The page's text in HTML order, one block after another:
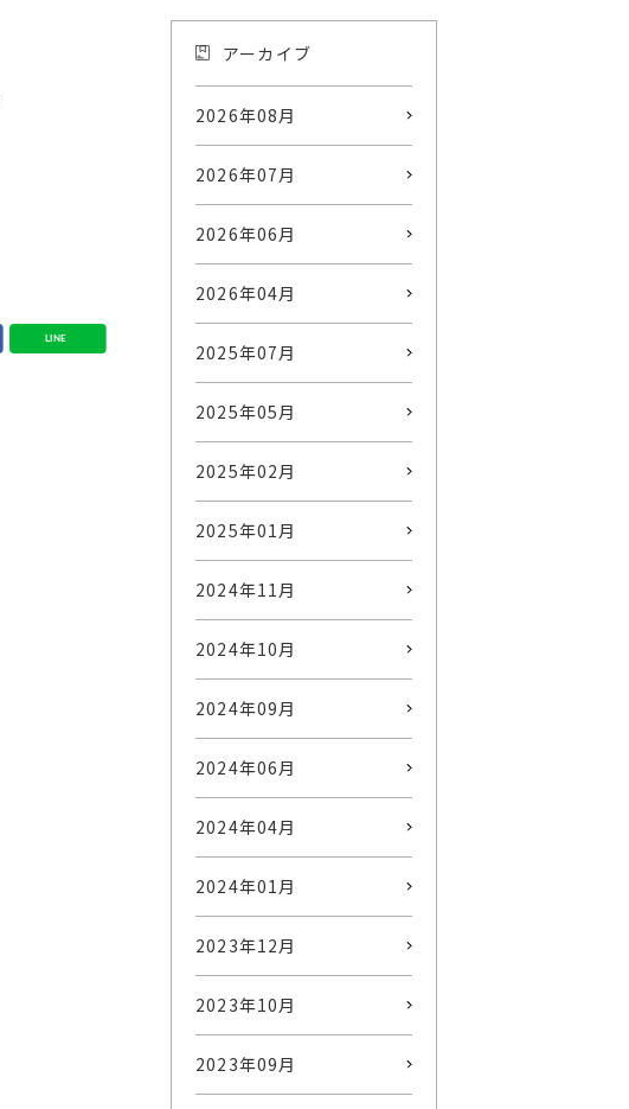
アーカイブ
2026年08月
2026年07月
2026年06月
2026年04月
2025年07月
2025年05月
2025年02月
2025年01月
2024年11月
2024年10月
2024年09月
2024年06月
2024年04月
2024年01月
2023年12月
2023年10月
2023年09月